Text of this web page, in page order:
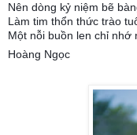
Nên dòng kỷ niệm bẽ
Làm tim thổn thức trào
Một nỗi buồn len chỉ nhớ
Hoàng Ngọc